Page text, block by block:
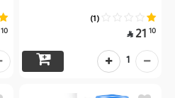
(1)
10
21

1
10